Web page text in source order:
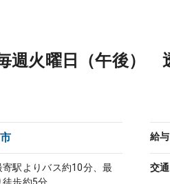
週火曜日（午後）
給与
駅よりバス約10分、最
交